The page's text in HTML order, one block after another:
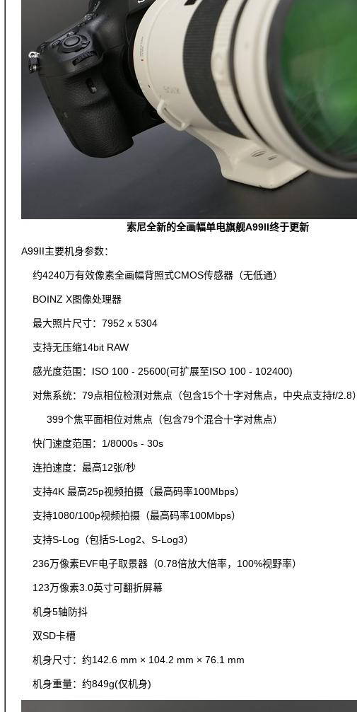
索尼全新的全画幅单电旗舰A99II终于更新
A99II主要机身参数：
约4240万有效像素全画幅背照式CMOS传感器（无低通）
BOINZ X图像处理器
最大照片尺寸：7952 x 5304
支持无压缩14bit RAW
感光度范围：ISO 100 - 25600(可扩展至ISO 100 - 102400)
对焦系统：79点相位检测对焦点（包含15个十字对焦点，中央点支持f/2.8）
399个焦平面相位对焦点（包含79个混合十字对焦点）
快门速度范围：1/8000s - 30s
连拍速度：最高12张/秒
支持4K 最高25p视频拍摄（最高码率100Mbps）
支持1080/100p视频拍摄（最高码率100Mbps）
支持S-Log（包括S-Log2、S-Log3）
236万像素EVF电子取景器（0.78倍放大倍率，100%视野率）
123万像素3.0英寸可翻折屏幕
机身5轴防抖
双SD卡槽
机身尺寸：约142.6 mm × 104.2 mm × 76.1 mm
机身重量：约849g(仅机身)